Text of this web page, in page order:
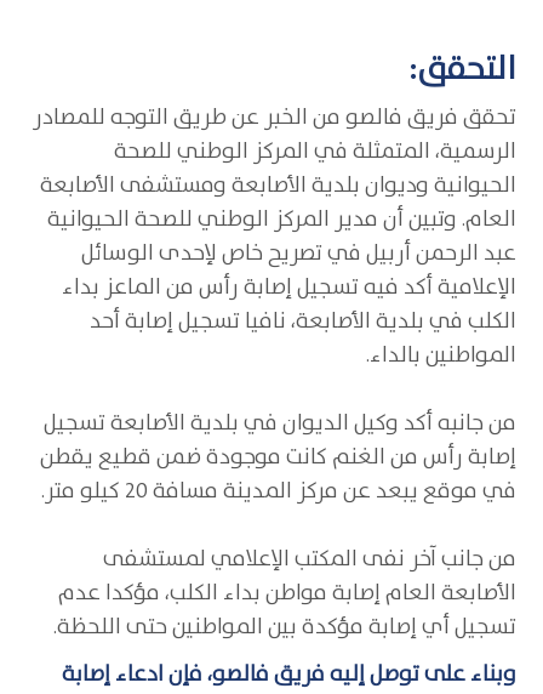
التحقق:
تحقق فريق فالصو من الخبر عن طريق التوجه للمصادر
الرسمية، المتمثلة في المركز الوطني للصحة
الحيوانية وديوان بلدية الأصابعة ومستشفى الأصابعة
العام. وتبين أن مدير المركز الوطني للصحة الحيوانية
عبد الرحمن أربيل في تصريح خاص لإحدى الوسائل
الإعلامية أكد فيه تسجيل إصابة رأس من الماعز بداء
الكلب في بلدية الأصابعة، نافيا تسجيل إصابة أحد
المواطنين بالداء.
من جانبه أكد وكيل الديوان في بلدية الأصابعة تسجيل
إصابة رأس من الغنم كانت موجودة ضمن قطيع يقطن
في موقع يبعد عن مركز المدينة مسافة 20 كيلو متر.
من جانب آخر نفى المكتب الإعلامي لمستشفى
الأصابعة العام إصابة مواطن بداء الكلب، مؤكدا عدم
تسجيل أي إصابة مؤكدة بين المواطنين حتى اللحظة.
وبناء على توصل إليه فريق فالصو، فإن ادعاء إصابة